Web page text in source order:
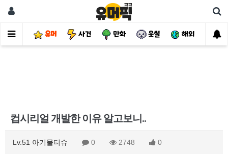
유머 사건 만화 웃썰 해외 핫
컵시리얼 개발한 이유 알고보니..
Lv.51 아기물티슈 0 2748 0